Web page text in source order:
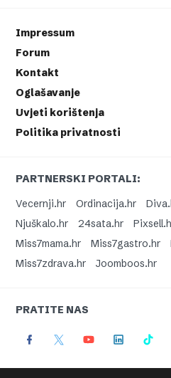
Impressum
Forum
Kontakt
Oglašavanje
Uvjeti korištenja
Politika privatnosti
PARTNERSKI PORTALI:
Vecernji.hr
Ordinacija.hr
Njuškalo.hr
24sata.hr
Miss7mama.hr
Miss7gastro.hr
Miss7zdrava.hr
Joomboos.hr
PRATITE NAS